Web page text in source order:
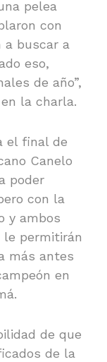
pelea
con
a buscar a
eso,
de año”,
la charla.
el final de
Canelo
poder
con la
y ambos
le permitirán
más antes
en
de que
de la